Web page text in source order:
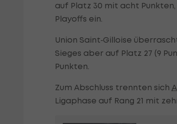
auf Platz 30 mit acht
Playoffs ein.
Union Saint‑Gilloise
Sieges aber auf Platz 27 (9
Punkten.
Zum Abschluss trennten sich
Ligaphase auf Rang 21 mit